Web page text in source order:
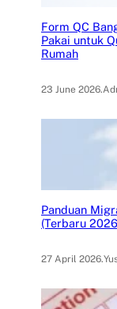
Form QC
Pakai untuk
Rumah
23 June 2026.
Panduan
(Terbaru
27 April 2026.